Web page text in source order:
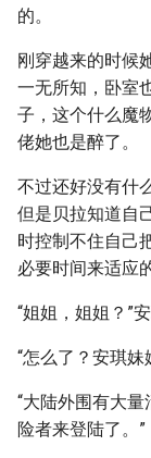
的。
刚穿越来的时候
一无所知，卧室
子，这个什么魔
佬她也是醉了。
不过还好没有什
但是贝拉知道自
时控制不住自己
必要时间来适应的
“姐姐，姐姐？”
“怎么了？安琪妹
“大陆外围有大
险者来登陆了。”